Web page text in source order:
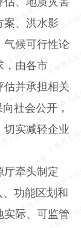
案、洪水影
气候可行性论
，由各市
估并承担相关
社会公开，
切实减轻企业
厅牵头制定
功能区划和
实际、可监管